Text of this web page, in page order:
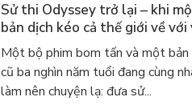
Sử thi Odyssey trở lại – khi
bản dịch kéo cả thế giới về với
học kinh điển
Một bộ phim bom tấn và một bản
cũ ba nghìn năm tuổi đang cùng
làm nên chuyện lạ: đưa sử...